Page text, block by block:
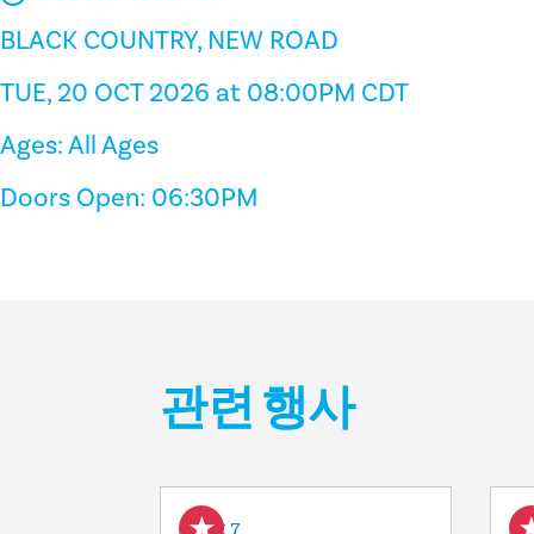
BLACK COUNTRY, NEW ROAD
TUE, 20 OCT 2026 at 08:00PM CDT
Ages: All Ages
Doors Open: 06:30PM
관련 행사
Aug 7